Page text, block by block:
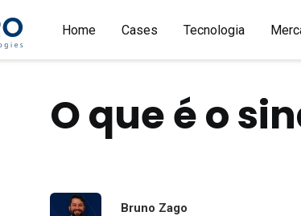
Home Cases Tecnologia
O que é o
Bruno Zago